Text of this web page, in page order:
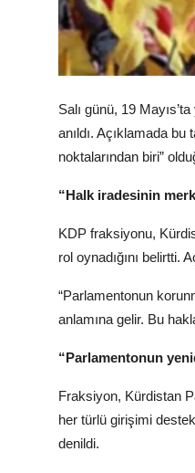
Salı günü, 19
anıldı. Açıklamada
noktalarından biri”
“Halk iradesinin
KDP fraksiyonu,
rol oynadığını belirtti.
“Parlamentonun
anlamına gelir. Bu
“Parlamentonun
Fraksiyon, Kürdistan
her türlü girişimi
denildi.